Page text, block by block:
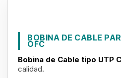
BOBINA DE CABLE
OFC
Bobina de Cable tipo UTP
calidad.